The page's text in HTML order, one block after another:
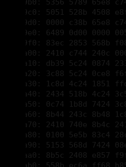
000019f0: 83ec 2853 568b
00001a00: 2410 c744
00001a10: db39 5c24 0874
00001a20: 3c88 5c24
00001a30: 1c8d 4c24 1851
00001a40: 2434 518b
00001a50: 0c74 1b8d
00001a60: 8b44 243c 8b48
00001a70: 2410 740e
00001a80: 0100 5e5b
00001a90: 5153 568d
00001aa0: 8b5c 2408
00001ab0: 558b ec6a ff68
00001ac0: a100 0000
00001ad0: 5356 5789 65e8
00001ae0: 50e8 aaff